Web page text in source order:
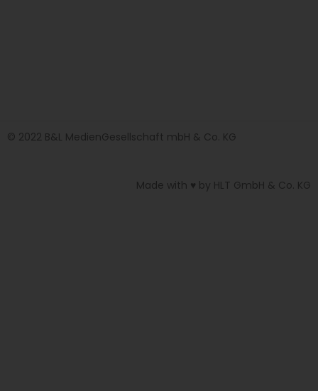
© 2022 B&L MedienGesellschaft mbH & Co. KG
Made with ♥ by HLT GmbH & Co. KG